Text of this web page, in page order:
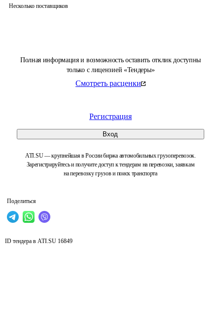
Полная информация и возможность оставить отклик доступны
только с лицензией «Тендеры»
Смотреть расценки
Регистрация
Вход
ATI.SU — крупнейшая в России биржа автомобильных грузоперевозок.
Зарегистрируйтесь и получите доступ к тендерам на перевозки, заявкам
на перевозку грузов и поиск транспорта
Поделиться
Несколько поставщиков
ID тендера в ATI.SU 16849